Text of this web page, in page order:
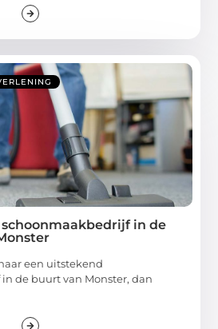
in de
een uitstekend
de buurt van Monster, dan